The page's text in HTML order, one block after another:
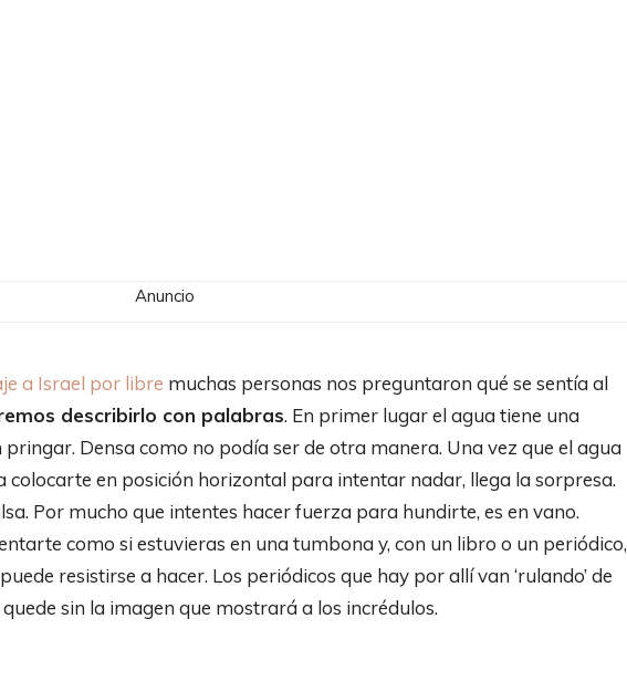
Anuncio
a Israel por libre muchas personas nos preguntaron qué se sentía al
describirlo con palabras. En primer lugar el agua tiene una
Densa como no podía ser de otra manera. Una vez que el agua
colocarte en posición horizontal para intentar nadar, llega la sorpresa.
Por mucho que intentes hacer fuerza para hundirte, es en vano.
como si estuvieras en una tumbona y, con un libro o un periódico,
resistirse a hacer. Los periódicos que hay por allí van ‘rulando’ de
sin la imagen que mostrará a los incrédulos.